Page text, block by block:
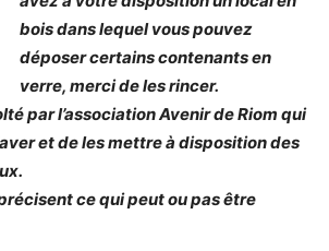
bois dans lequel vous pouvez
déposer certains contenants en
verre, merci de les rincer.
par l’association Avenir de Riom qui
et de les mettre à disposition des
ce qui peut ou pas être